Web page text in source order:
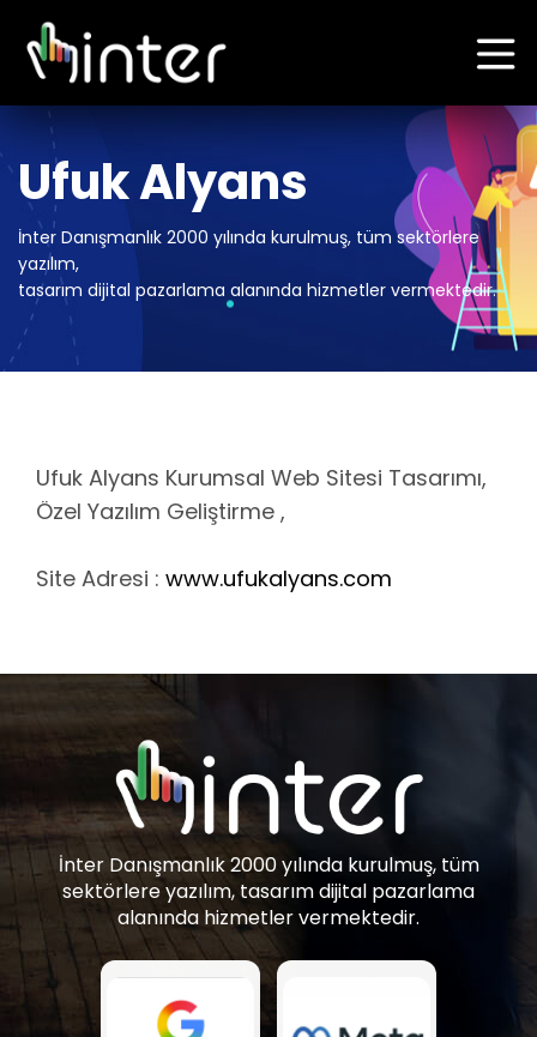
Ufuk Alyans
İnter Danışmanlık 2000 yılında kurulmuş, tüm sektörlere
yazılım,
tasarım dijital pazarlama alanında hizmetler vermektedir.
Ufuk Alyans Kurumsal Web Sitesi Tasarımı,
Özel Yazılım Geliştirme ,
Site Adresi : www.ufukalyans.com
İnter Danışmanlık 2000 yılında kurulmuş, tüm
sektörlere yazılım, tasarım dijital pazarlama
alanında hizmetler vermektedir.